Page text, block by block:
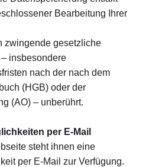
Bearbeitung Ihrer
zwingende gesetzliche
insbesondere
nach der nach dem
(HGB) oder der
(AO) – unberührt.
per E-Mail
steht ihnen eine
per E-Mail zur Verfügung.